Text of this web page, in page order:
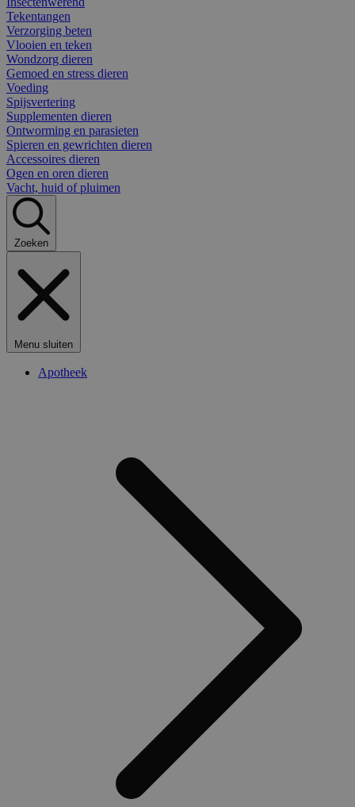
Tekentangen
Verzorging beten
Vlooien en teken
Wondzorg dieren
Gemoed en stress dieren
Voeding
Spijsvertering
Supplementen dieren
Ontworming en parasieten
Spieren en gewrichten dieren
Accessoires dieren
Ogen en oren dieren
Vacht, huid of pluimen
Zoeken
Menu sluiten
Apotheek